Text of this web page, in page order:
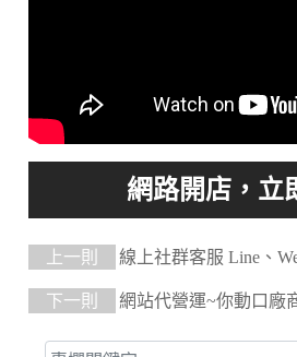
上一則
線上社群客服 Line、
下一則
網站代營運~你動口廠